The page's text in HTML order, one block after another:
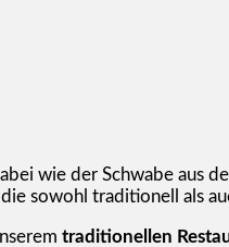
wie der Schwabe aus
sowohl traditionell als
traditionellen